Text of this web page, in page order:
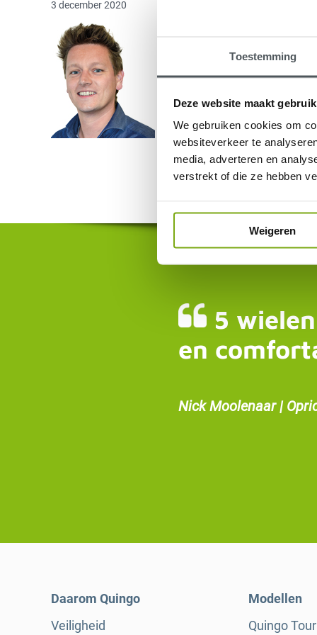
Toestemming
Deze website maakt
We gebruiken cookies om
websiteverkeer te
media, adverteren en
verstrekt of die ze hebben
Weigeren
3 december 2020
5
en
Nick Moolenaar |
Daarom Quingo
Veiligheid
Modellen
Quingo